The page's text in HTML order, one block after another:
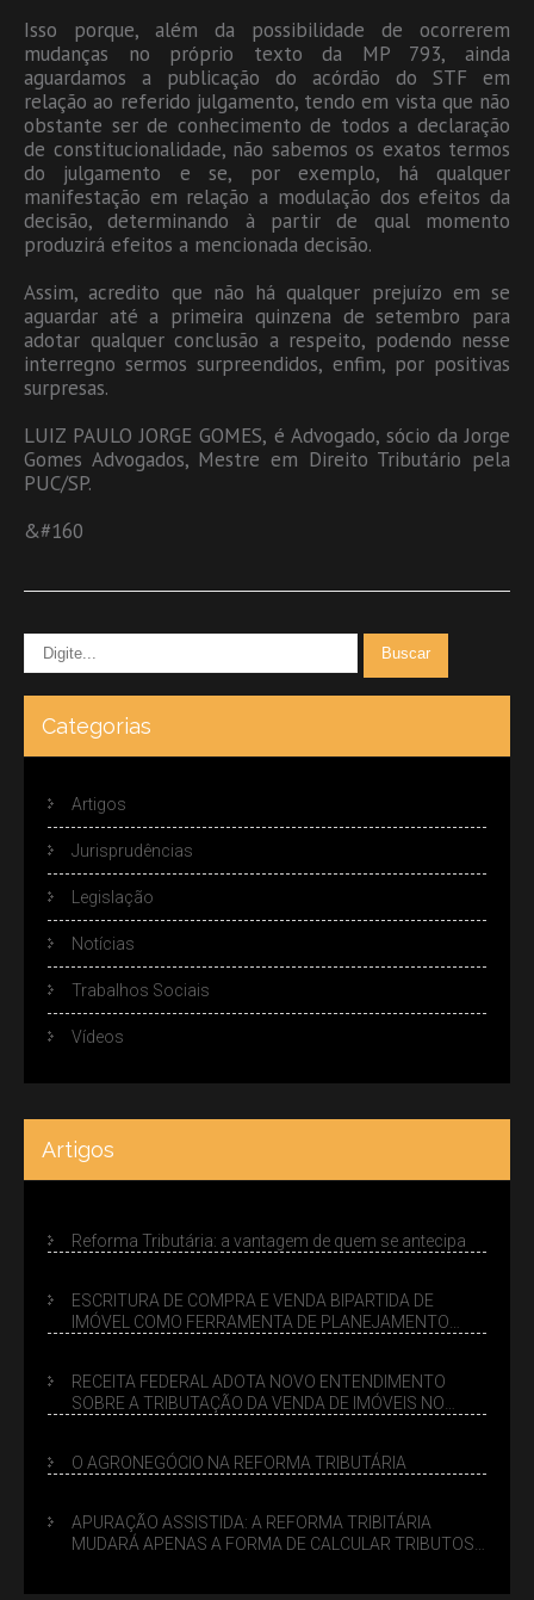
Isso porque, além da possibilidade de ocorrerem
mudanças no próprio texto da MP 793, ainda
aguardamos a publicação do acórdão do STF em
relação ao referido julgamento, tendo em vista que não
obstante ser de conhecimento de todos a declaração
de constitucionalidade, não sabemos os exatos termos
do julgamento e se, por exemplo, há qualquer
manifestação em relação a modulação dos efeitos da
decisão, determinando à partir de qual momento
produzirá efeitos a mencionada decisão.
Assim, acredito que não há qualquer prejuízo em se
aguardar até a primeira quinzena de setembro para
adotar qualquer conclusão a respeito, podendo nesse
interregno sermos surpreendidos, enfim, por positivas
surpresas.
LUIZ PAULO JORGE GOMES, é Advogado, sócio da Jorge
Gomes Advogados, Mestre em Direito Tributário pela
PUC/SP.
&#160
Categorias
Artigos
Jurisprudências
Legislação
Notícias
Trabalhos Sociais
Vídeos
Artigos
Reforma Tributária: a vantagem de quem se antecipa
ESCRITURA DE COMPRA E VENDA BIPARTIDA DE
IMÓVEL COMO FERRAMENTA DE PLANEJAMENTO
RECEITA FEDERAL ADOTA NOVO ENTENDIMENTO
SOBRE A TRIBUTAÇÃO DA VENDA DE IMÓVEIS NO
O AGRONEGÓCIO NA REFORMA TRIBUTÁRIA
APURAÇÃO ASSISTIDA: A REFORMA TRIBITÁRIA
MUDARÁ APENAS A FORMA DE CALCULAR TRIBUTOS